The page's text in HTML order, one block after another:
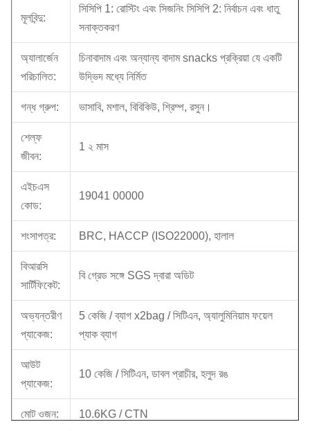
মূলবিন্দু:
সিসিপি 1: রোস্টিং এবং সিজনিং সিসিপি 2: নির্বাচন এবং ধাতু
সনাক্তকরণ
অ্যালার্জেন
পরিচালিত:
চিনাবাদাম এবং অন্যান্য বাদাম snacks প্রক্রিয়া যে একটি
উদ্ভিদ মধ্যে নির্মিত
গন্ধ গ্রুপ: ভাসাবি, মশাল, বিবিকিউ, শ্রিম্প, রসুন।
শেল্ফ
জীবন:
1 ২ মাস
এইচএস
কোড:
19041 00000
শংসাপত্র: BRC, HACCP (ISO22000), হালাল
বিআরসি
সার্টিফিকেট:
বি গ্রেড সঙ্গে SGS দ্বারা অডিট
অভ্যন্তরীণ
প্যাকেজ:
5 কেজি / ব্যাগ x2bag / সিটিএন, অ্যালুমিনিয়াম ফয়েল
প্যাক ব্যাগ
আউট
প্যাকেজ:
10 কেজি / সিটিএন, ডাবল প্রাচীর, হলুদ রঙ
মোট ওজন: 10.6KG / CTN